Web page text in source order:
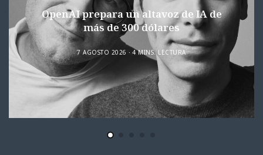
OpenAI prepara un altavoz de IA de
más de 300 dólares
7 AGOSTO 2026 4 MINS. LECTURA